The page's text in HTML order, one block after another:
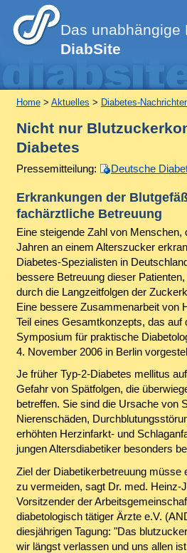
Das unabhängige
DiabSite
Home> Aktuelles > Diabetes-
Nicht nur
Diabetes
Pressemitteilung: Deutsche
Erkrankungen der
fachärztliche Betreuung
Eine steigende Zahl von Menschen,
Jahren an einem Alterszucker
Diabetes-Spezialisten in
bessere Betreuung dieser
durch die Langzeitfolgen der
Eine bessere Zusammenarbeit von
Teil eines Gesamtkonzepts, das auf
Symposium für praktische
4. November 2006 in Berlin
Je früher Typ-2-Diabetes mellitus
Gefahr von Spätfolgen, die
betreffen. Sie sind die Ursache von
Nierenschäden,
erhöhten Herzinfarkt- und
jungen Altersdiabetiker besonders
Ziel der Diabetikerbetreuung müsse
zu vermeiden, sagt Dr. med. Heinz-
Vorsitzender der
diabetologisch tätiger Ärzte e.V.
diesjährigen Tagung: "Das
wir längst verlassen und uns allen